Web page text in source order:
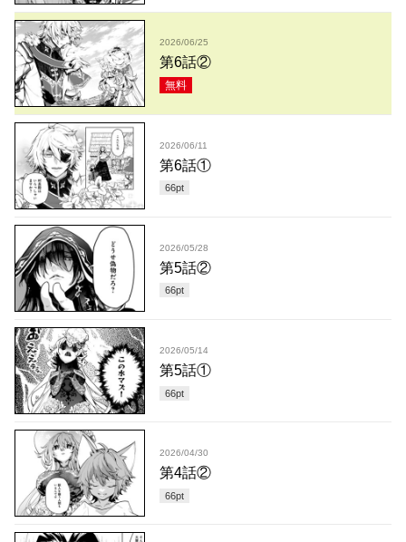
2026/06/25
第6話②
無料
2026/06/11
第6話①
66pt
2026/05/28
第5話②
66pt
2026/05/14
第5話①
66pt
2026/04/30
第4話②
66pt